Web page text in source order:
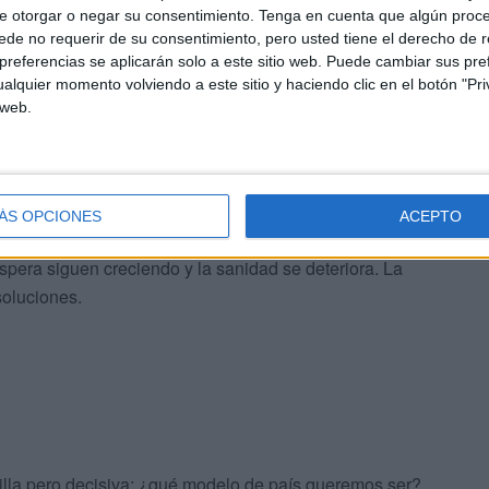
otorgar o negar su consentimiento. Tenga en cuenta que algún
no requerir de su consentimiento, pero usted tiene el derecho de
se aplicarán solo a este sitio web. Puede cambiar sus
momento volviendo a este sitio y haciendo clic en el botón
OPCIONES ACEPTO
modernización del sistema sanitario, con inversiones
avanzadas que ya están salvando vidas. Porque
es también adaptarlo a los retos del
Mientras el Gobierno de España ha
en algunas comunidades autónomas
siguen creciendo y la sanidad se deteriora. La